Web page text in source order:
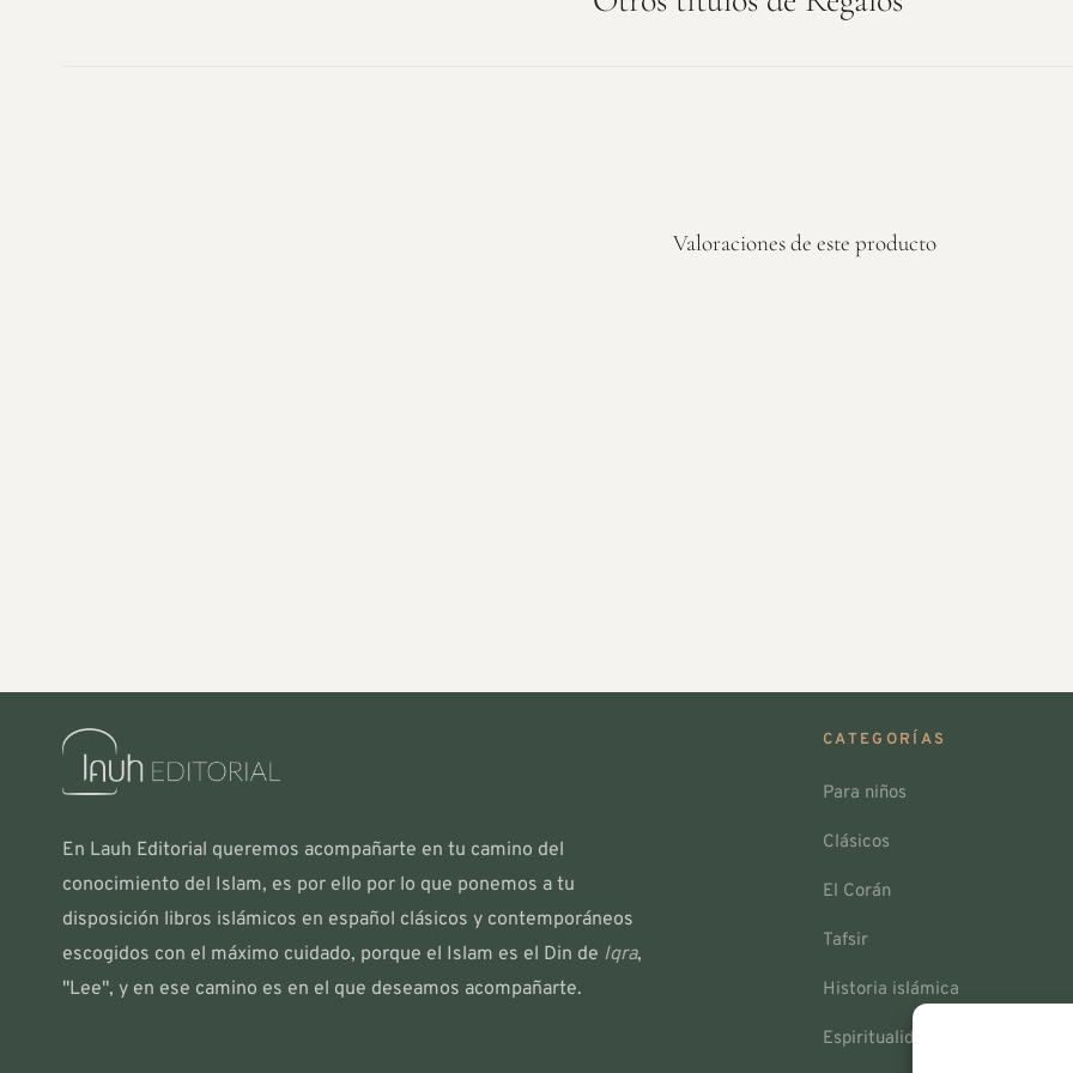
Valoraciones de este producto
En Lauh Editorial queremos acompañarte en tu camino del
conocimiento del Islam, es por ello por lo que ponemos a tu
disposición libros islámicos en español clásicos y contemporáneos
escogidos con el máximo cuidado, porque el Islam es el Din de Iqra,
"Lee", y en ese camino es en el que deseamos acompañarte.
CATEGORÍAS
Para niños
Clásicos
El Corán
Tafsir
Historia islámica
Espiritualidad